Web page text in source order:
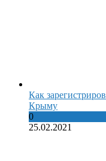
Как
Крыму
0
25.02.2021